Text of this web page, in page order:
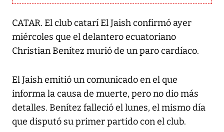
CATAR. El club catarí El Jaish confirmó ayer
miércoles que el delantero ecuatoriano
Christian Benítez murió de un paro cardíaco.
El Jaish emitió un comunicado en el que
informa la causa de muerte, pero no dio más
detalles. Benítez falleció el lunes, el mismo día
que disputó su primer partido con el club.